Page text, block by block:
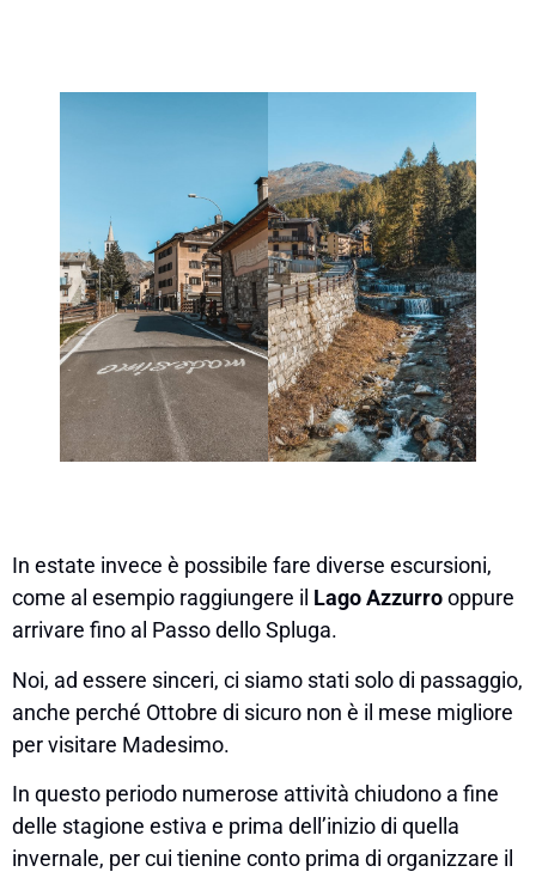
In estate invece è possibile fare diverse escursioni,
come al esempio raggiungere il Lago Azzurrooppure
arrivare fino al Passo dello Spluga.
Noi, ad essere sinceri, ci siamo stati solo di passaggio,
anche perché Ottobre di sicuro non è il mese migliore
per visitare Madesimo.
In questo periodo numerose attività chiudono a fine
delle stagione estiva e prima dell’inizio di quella
invernale, per cui tienine conto prima di organizzare il